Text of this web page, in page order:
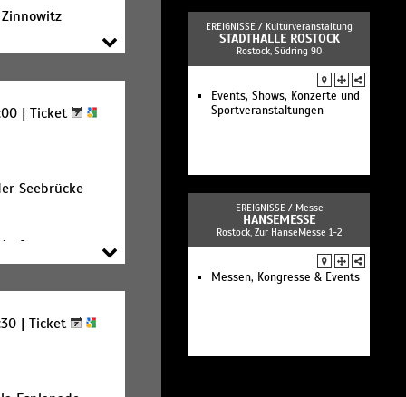
Zinnowitz
| Ticket
Seebrücke
| Ticket
EREIGNISSE / Kulturveranstaltung
STADTHALLE ROSTOCK
Rostock, Südring 90
Events, Shows, Konzerte und
Sportveranstaltungen
EREIGNISSE / Messe
HANSEMESSE
Rostock, Zur HanseMesse 1-2
Messen, Kongresse & Events